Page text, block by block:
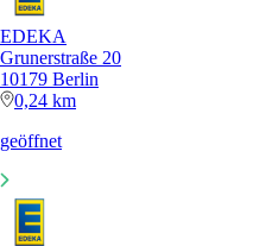
EDEKA
Grunerstraße 20
10179 Berlin
0,24 km
geöffnet